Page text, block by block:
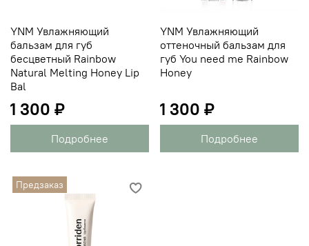
YNM Увлажняющий
бальзам для губ
бесцветный Rainbow
Natural Melting Honey Lip
Bal
1 300 ₽
Подробнее
YNM Увлажняющий
оттеночный бальзам для
губ You need me Rainbow
Honey
1 300 ₽
Подробнее
Предзаказ